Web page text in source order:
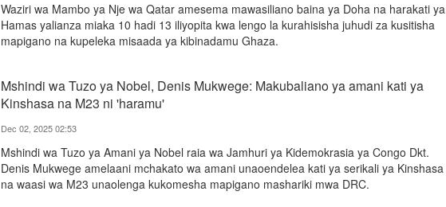
Waziri wa Mambo ya Nje wa Qatar amesema mawasiliano baina ya Doha na harakati ya
Hamas yalianza miaka 10 hadi 13 iliyopita kwa lengo la kurahisisha juhudi za kusitisha
mapigano na kupeleka misaada ya kibinadamu Ghaza.
Mshindi wa Tuzo ya Nobel, Denis Mukwege: Makubaliano ya amani kati ya
Kinshasa na M23 ni 'haramu'
Dec 02, 2025 02:53
Mshindi wa Tuzo ya Amani ya Nobel raia wa Jamhuri ya Kidemokrasia ya Congo Dkt.
Denis Mukwege amelaani mchakato wa amani unaoendelea kati ya serikali ya Kinshasa
na waasi wa M23 unaolenga kukomesha mapigano mashariki mwa DRC.